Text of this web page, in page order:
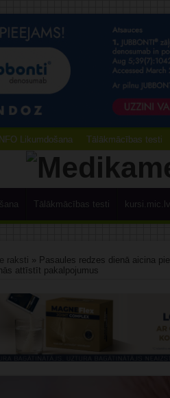
Likumdošana Tālākmācības testi
Tālākmācības testi kursi.mic.lv
raksti » Pasaules redzes dienā aicina
attīstīt pakalpojumus